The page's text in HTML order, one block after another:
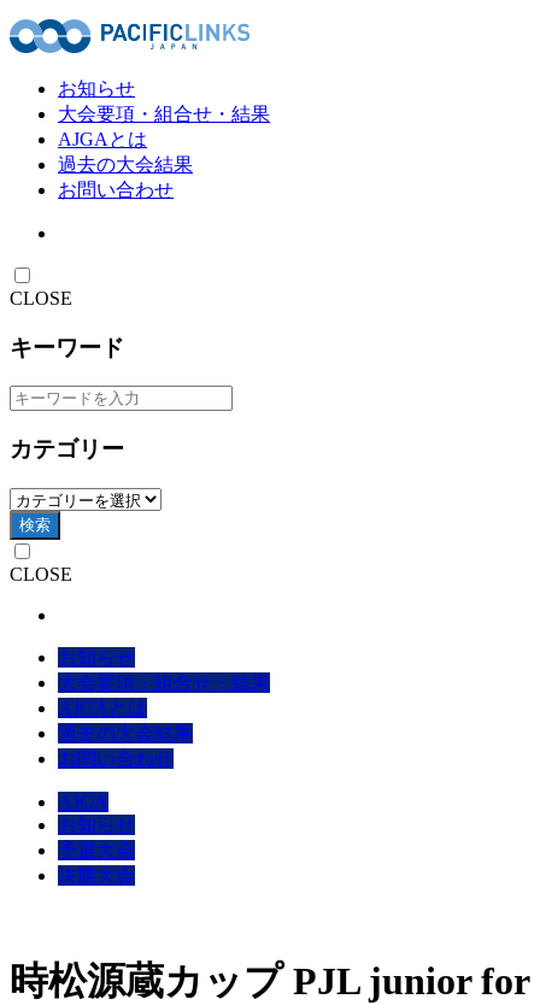
お知らせ
大会要項・組合せ・結果
AJGAとは
過去の大会結果
お問い合わせ
CLOSE
キーワード
カテゴリー
検索
CLOSE
お知らせ
大会要項・組合せ・結果
AJGAとは
過去の大会結果
お問い合わせ
AJGA
お知らせ
予選大会
決勝大会
時松源蔵カップ PJL junior for